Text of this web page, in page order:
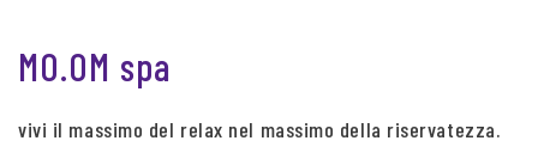
MO.OM spa
vivi il massimo del relax nel massimo della riservatezza.